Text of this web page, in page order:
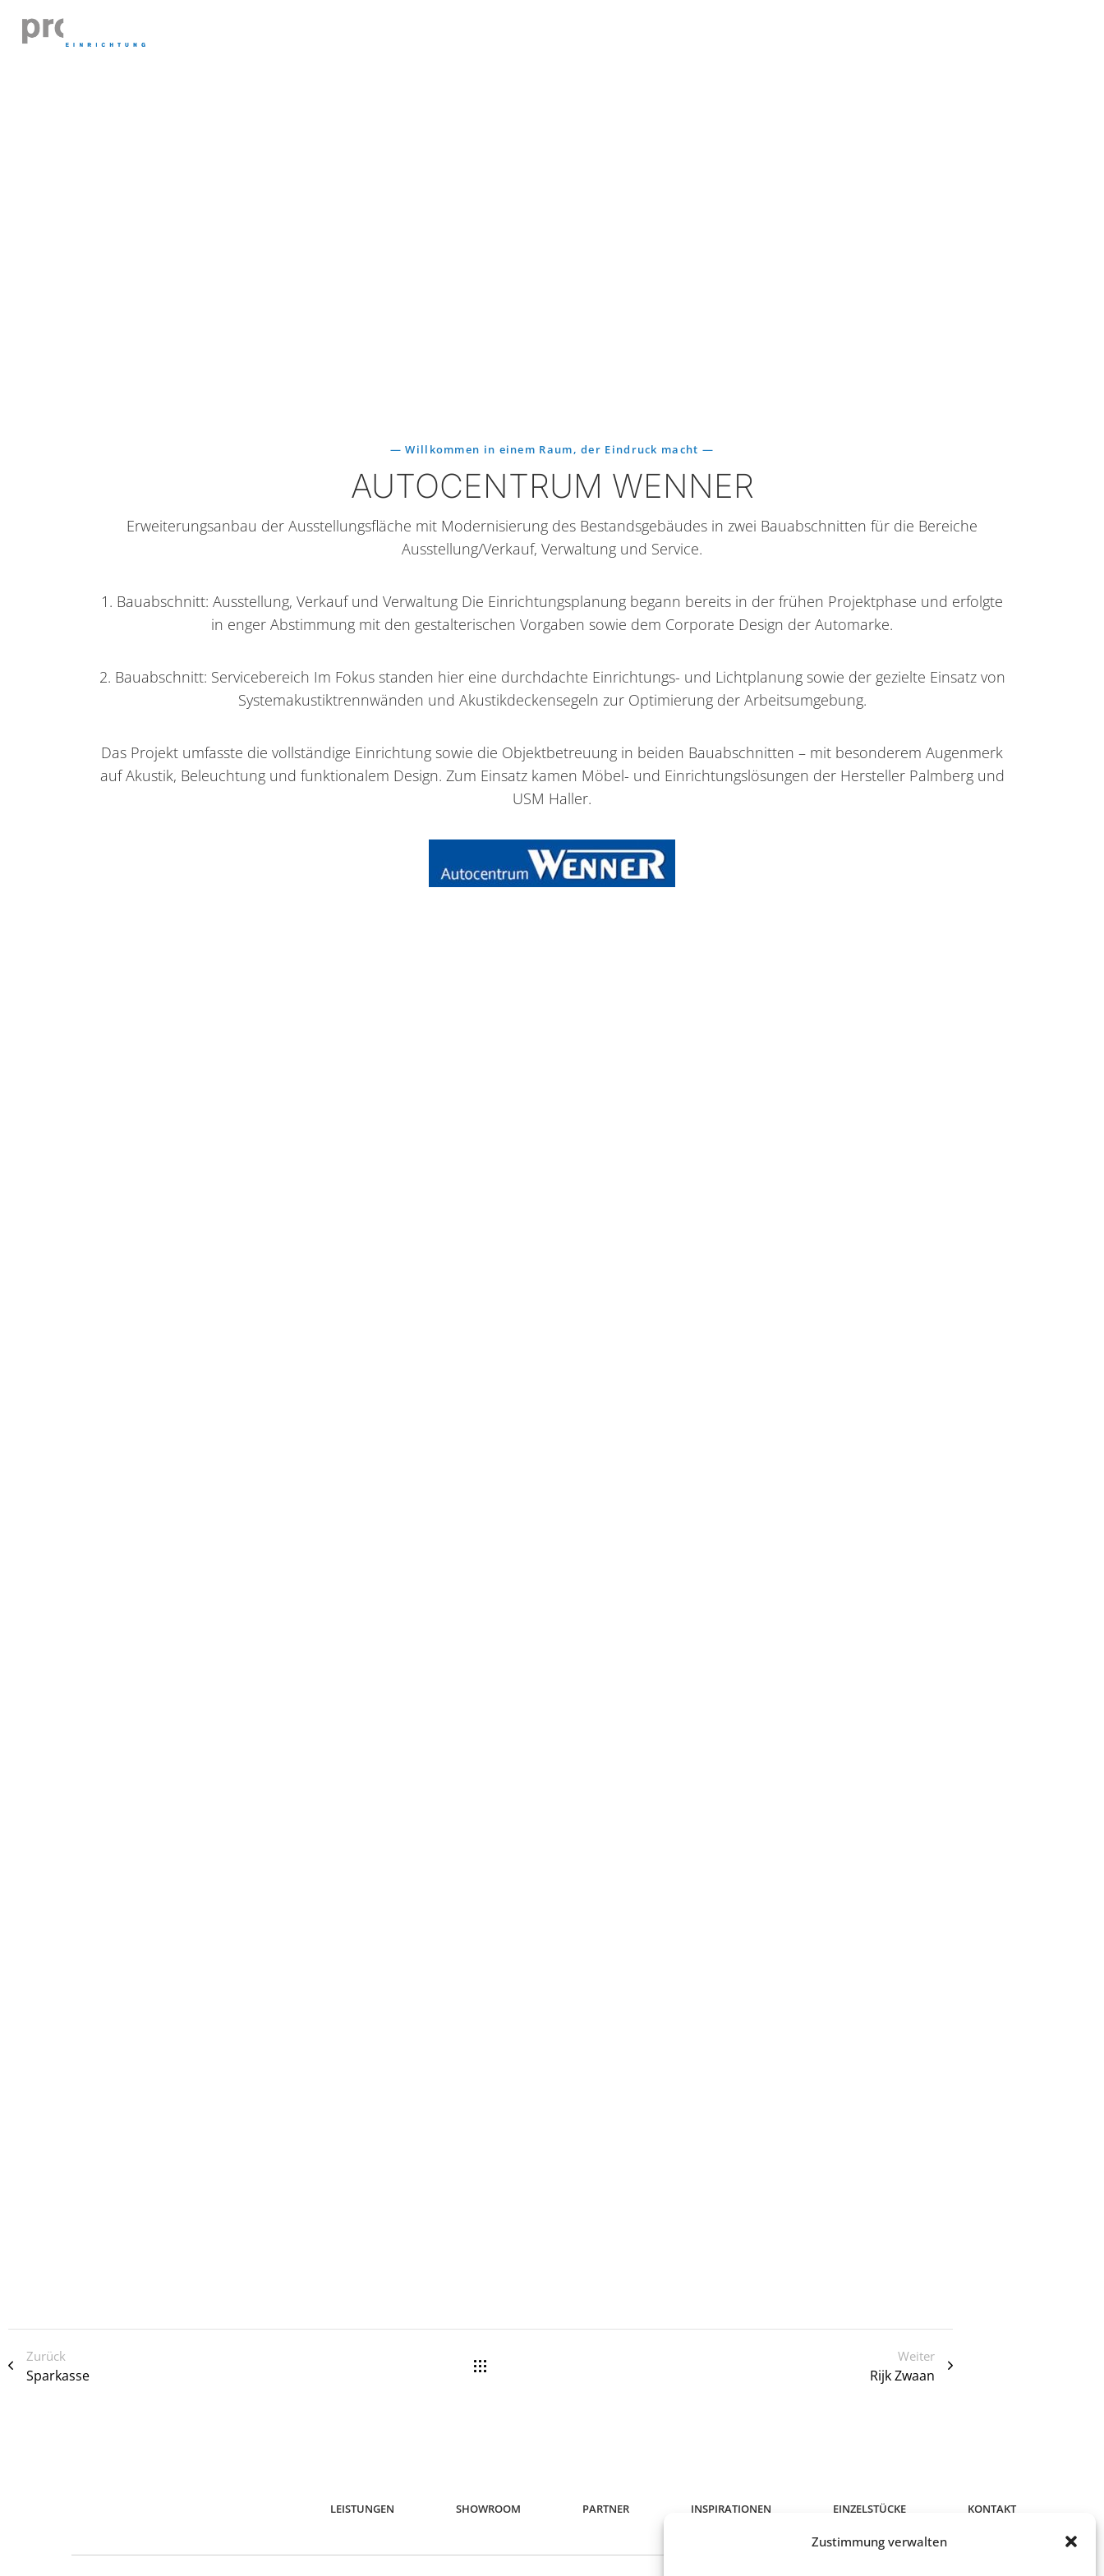
Zustimmung verwalten
— Willkommen in einem Raum, der Eindruck macht —
AUTOCENTRUM WENNER
Erweiterungsanbau der Ausstellungsfläche mit Modernisierung des Bestandsgebäudes in zwei Bauabschnitten für die Bereiche
Ausstellung/Verkauf, Verwaltung und Service.
1. Bauabschnitt: Ausstellung, Verkauf und Verwaltung Die Einrichtungsplanung begann bereits in der frühen Projektphase und erfolgte
in enger Abstimmung mit den gestalterischen Vorgaben sowie dem Corporate Design der Automarke.
2. Bauabschnitt: Servicebereich Im Fokus standen hier eine durchdachte Einrichtungs- und Lichtplanung sowie der gezielte Einsatz von
Systemakustiktrennwänden und Akustikdeckensegeln zur Optimierung der Arbeitsumgebung.
Das Projekt umfasste die vollständige Einrichtung sowie die Objektbetreuung in beiden Bauabschnitten – mit besonderem Augenmerk
auf Akustik, Beleuchtung und funktionalem Design. Zum Einsatz kamen Möbel- und Einrichtungslösungen der Hersteller Palmberg und
USM Haller.
Zurück
Sparkasse
Weiter
Rijk Zwaan
LEISTUNGEN SHOWROOM PARTNER INSPIRATIONEN EINZELSTÜCKE KONTAKT